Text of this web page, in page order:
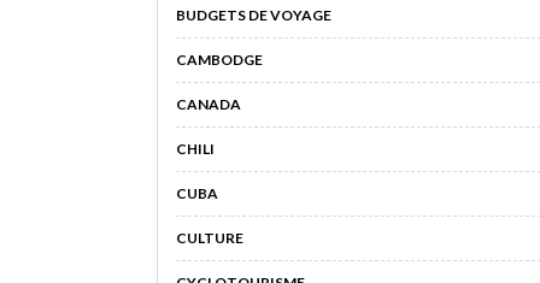
BUDGETS DE VOYAGE
CAMBODGE
CANADA
CHILI
CUBA
CULTURE